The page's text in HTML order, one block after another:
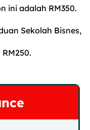
ini adalah RM350.
Sekolah Bisnes,